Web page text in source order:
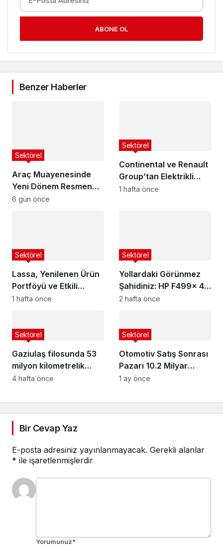
ABONE OL
Benzer Haberler
Araç Muayenesinde
Yeni Dönem Resmen
Başladı! Türkiye’nin
Sektörel
6 gün önce
Continental ve Renault
Group’tan Elektrikli
Araçların Menzilini
Sektörel
1 hafta önce
Lassa, Yenilenen Ürün
Portföyü ve Etkili
Distribütör Ağıyla
Sektörel
1 hafta önce
Yollardaki Görünmez
Şahidiniz: HP F499x 4K
Araç Kamerası ve G-
Sektörel
2 hafta önce
Gaziulaş filosunda 53
milyon kilometrelik
dayanıklılık
Sektörel
4 hafta önce
Otomotiv Satış Sonrası
Pazarı 10.2 Milyar
Dolara Ulaştı
Sektörel
1 ay önce
Bir Cevap Yaz
E-posta adresiniz yayınlanmayacak. Gerekli alanlar
* ile işaretlenmişlerdir
Yorumunuz*